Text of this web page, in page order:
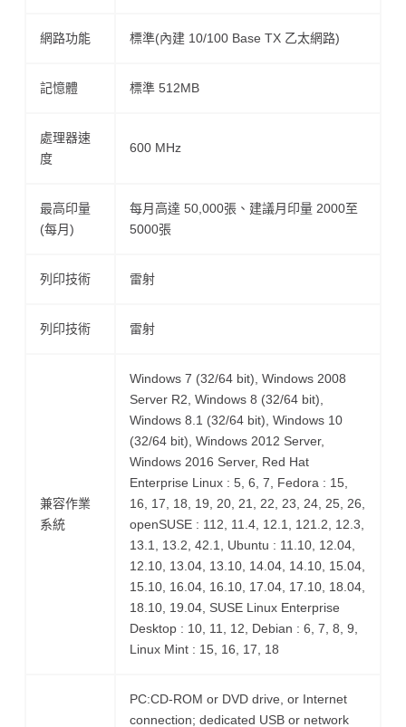
網路功能 標準(內建 10/100 Base TX 乙太網路)
記憶體 標準 512MB
處理器速
度
600 MHz
最高印量
(每月)
每月高達 50,000張、建議月印量 2000至
5000張
列印技術 雷射
列印技術 雷射
兼容作業
系統
Windows 7 (32/64 bit), Windows 2008
Server R2, Windows 8 (32/64 bit),
Windows 8.1 (32/64 bit), Windows 10
(32/64 bit), Windows 2012 Server,
Windows 2016 Server, Red Hat
Enterprise Linux : 5, 6, 7, Fedora : 15,
16, 17, 18, 19, 20, 21, 22, 23, 24, 25, 26,
openSUSE : 112, 11.4, 12.1, 121.2, 12.3,
13.1, 13.2, 42.1, Ubuntu : 11.10, 12.04,
12.10, 13.04, 13.10, 14.04, 14.10, 15.04,
15.10, 16.04, 16.10, 17.04, 17.10, 18.04,
18.10, 19.04, SUSE Linux Enterprise
Desktop : 10, 11, 12, Debian : 6, 7, 8, 9,
Linux Mint : 15, 16, 17, 18
PC:CD-ROM or DVD drive, or Internet
connection; dedicated USB or network